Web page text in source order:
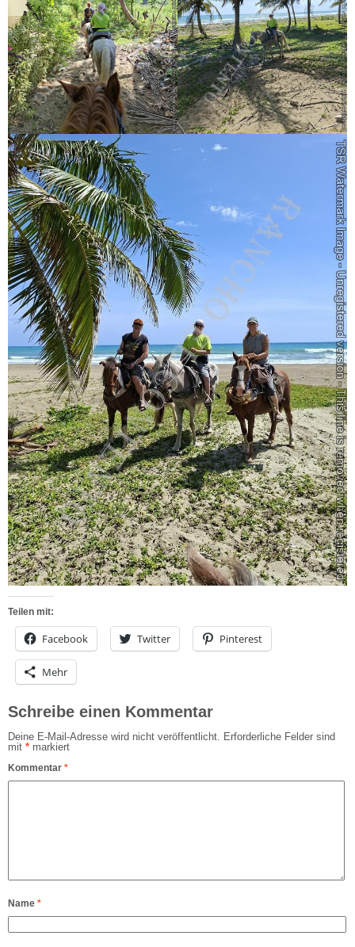
Teilen mit:
Facebook Twitter Pinterest
Mehr
Schreibe einen Kommentar
Deine E-Mail-Adresse wird nicht veröffentlicht. Erforderliche Felder sind
mit * markiert
Kommentar *
Name *